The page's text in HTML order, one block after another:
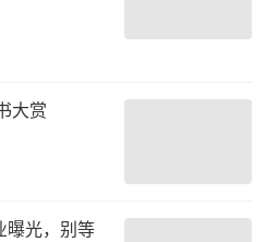
大赏
曝光，别等